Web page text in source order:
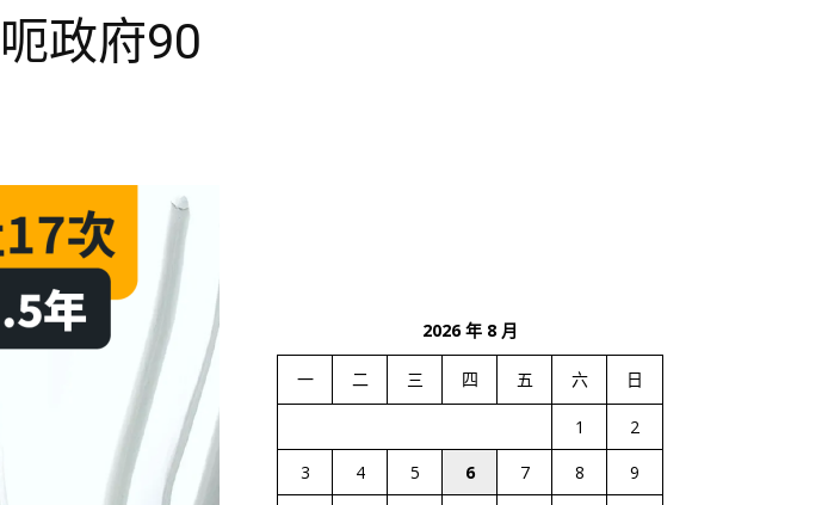
政府90
2026 年 8 月
一 二 三 四 五 六 日
1
2
3
4 5 6 7 8
9